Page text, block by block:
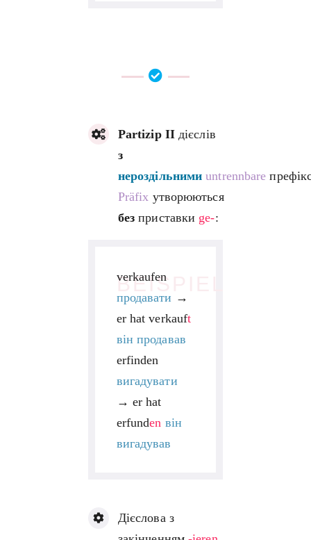
Partizip II дієслів
з
нероздільними untrennbare
Präfix утворюються
без приставки ge-:
BEISPIEL
verkaufen
продавати →
er hat verkauft
він продавав
erfinden
вигадувати
→ er hat
erfunden він
вигадував
Дієслова з